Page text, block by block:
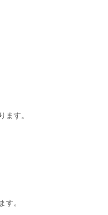
ます。
。